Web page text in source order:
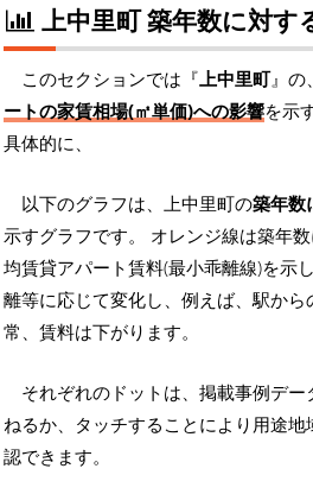
上中里町 築年数に対す
このセクションでは『上中里町』の、
ートの家賃相場(㎡単価)への影響を示
具体的に、
以下のグラフは、上中里町の築年数
示すグラフです。 オレンジ線は築年
均賃貸アパート賃料(最小乖離線)を示
離等に応じて変化し、例えば、駅から
常、賃料は下がります。
それぞれのドットは、掲載事例デ
ねるか、タッチすることにより用途
認できます。